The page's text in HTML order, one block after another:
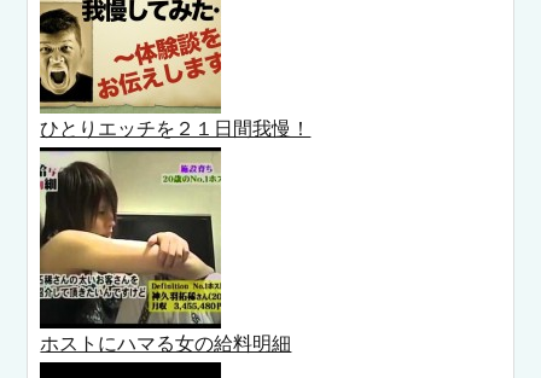
ひとりエッチを２１日間我慢！
ホストにハマる女の給料明細